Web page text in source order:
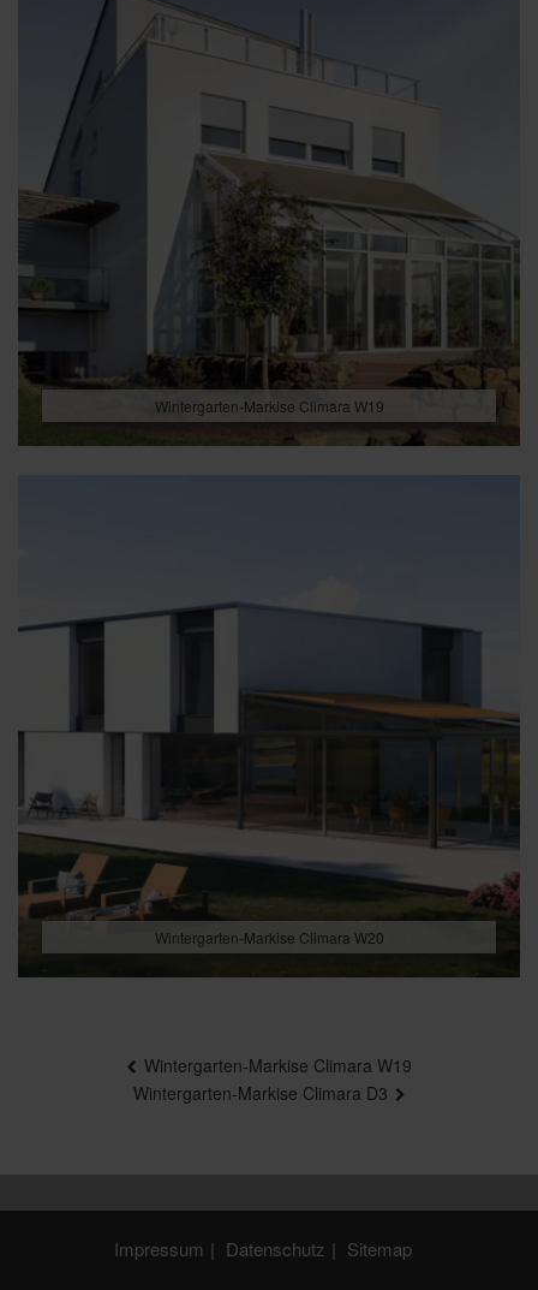
Wintergarten-Markise Climara W19
Wintergarten-Markise Climara W20
Wintergarten-Markise Climara W19
Wintergarten-Markise Climara D3
Impressum Datenschutz Sitemap